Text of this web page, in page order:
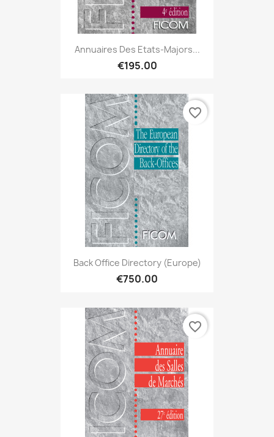
Annuaires Des Etats-Majors...
€195.00
Back Office Directory (Europe)
€750.00
favorite_border
favorite_border